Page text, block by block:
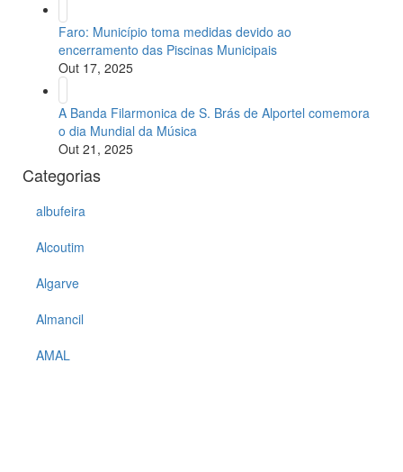
Faro: Município toma medidas devido ao
encerramento das Piscinas Municipais
Out 17, 2025
A Banda Filarmonica de S. Brás de Alportel comemora
o dia Mundial da Música
Out 21, 2025
Categorias
albufeira
Alcoutim
Algarve
Almancil
AMAL